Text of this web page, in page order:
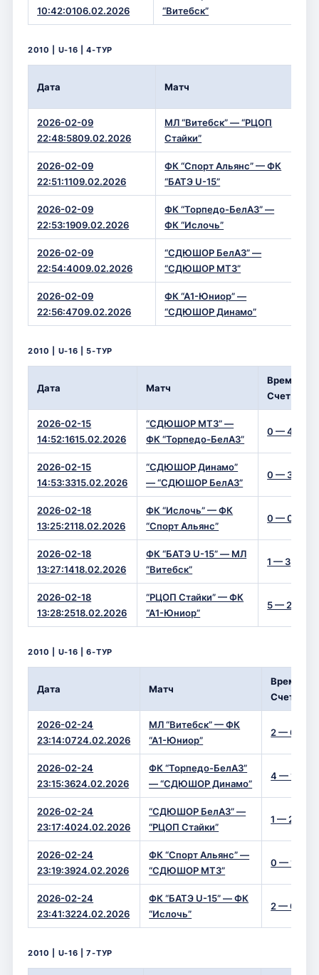
10:42:0106.02.2026
“Витебск”
2010 | U-16 | 4-ТУР
Дата Матч
2026-02-09
22:48:5809.02.2026
МЛ “Витебск” — “РЦОП
Стайки”
2026-02-09
22:51:1109.02.2026
ФК “Спорт Альянс” — ФК
“БАТЭ U-15”
2026-02-09
22:53:1909.02.2026
ФК “Торпедо-БелАЗ” —
ФК “Ислочь”
2026-02-09
22:54:4009.02.2026
“СДЮШОР БелАЗ” —
“СДЮШОР МТЗ”
2026-02-09
22:56:4709.02.2026
ФК “А1-Юниор” —
“СДЮШОР Динамо”
2010 | U-16 | 5-ТУР
Дата Матч
Время/
Счет
2026-02-15
14:52:1615.02.2026
“СДЮШОР МТЗ” —
ФК “Торпедо-БелАЗ”
0 — 4
2026-02-15
14:53:3315.02.2026
“СДЮШОР Динамо”
— “СДЮШОР БелАЗ”
0 — 3
2026-02-18
13:25:2118.02.2026
ФК “Ислочь” — ФК
“Спорт Альянс”
0 — 0
2026-02-18
13:27:1418.02.2026
ФК “БАТЭ U-15” — МЛ
“Витебск”
1 — 3
2026-02-18
13:28:2518.02.2026
“РЦОП Стайки” — ФК
“А1-Юниор”
5 — 2
2010 | U-16 | 6-ТУР
Дата Матч
Время/
Счет
2026-02-24
23:14:0724.02.2026
МЛ “Витебск” — ФК
“А1-Юниор”
2 — 0
2026-02-24
23:15:3624.02.2026
ФК “Торпедо-БелАЗ”
— “СДЮШОР Динамо”
4 — 1
2026-02-24
23:17:4024.02.2026
“СДЮШОР БелАЗ” —
“РЦОП Стайки”
1 — 2
2026-02-24
23:19:3924.02.2026
ФК “Спорт Альянс” —
“СДЮШОР МТЗ”
0 — 1
2026-02-24
23:41:3224.02.2026
ФК “БАТЭ U-15” — ФК
“Ислочь”
2 — 0
2010 | U-16 | 7-ТУР